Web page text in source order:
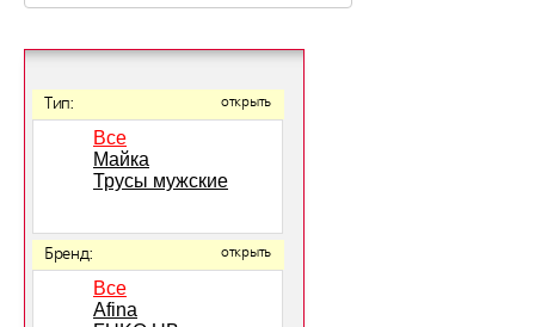
Тип: открыть
Все
Майка
Трусы мужские
Бренд: открыть
Все
Afina